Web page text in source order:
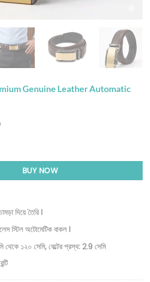
Genuine Leather Automatic
Current
Genuine Leather Automatic Buckle
BUY NOW
দিয়ে তৈরি l
স্টিল অটোমেটিক বাকল l
থেকে ১২০ সেমি, বেল্টের প্রস্থ: 2.9 সেমি